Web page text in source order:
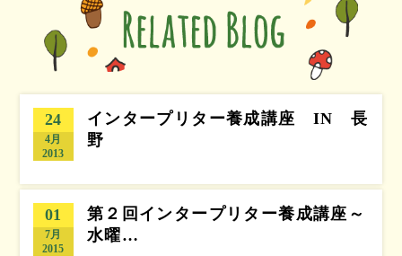
24
4月
2013
インタープリター養成講座 IN 長
野
01
7月
2015
第２回インタープリター養成講座～
水曜…